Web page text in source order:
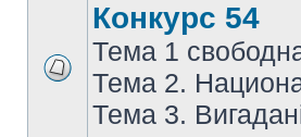
Конкурс 54
Тема 1
Тема 2.
Тема 3.